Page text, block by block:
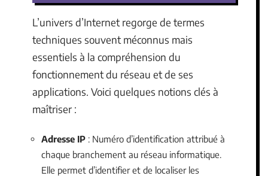
L’univers d’Internet regorge de termes
techniques souvent méconnus mais
essentiels à la compréhension du
fonctionnement du réseau et de ses
applications. Voici quelques notions clés à
maîtriser :
Adresse IP : Numéro d’identification attribué à
chaque branchement au réseau informatique.
Elle permet d’identifier et de localiser les